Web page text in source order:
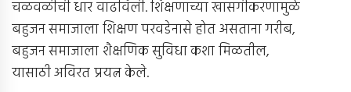
चळवळीची धार वाढविली. शिक्षणाच्या खासगीकरणामुळे
बहुजन समाजाला शिक्षण परवडेनासे होत असताना गरीब,
बहुजन समाजाला शैक्षणिक सुविधा कशा मिळतील,
यासाठी अविरत प्रयत्न केले.